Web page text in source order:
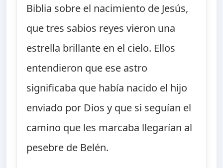
Biblia sobre el nacimiento de Jesús,
que tres sabios reyes vieron una
estrella brillante en el cielo. Ellos
entendieron que ese astro
significaba que había nacido el hijo
enviado por Dios y que si seguían el
camino que les marcaba llegarían al
pesebre de Belén.